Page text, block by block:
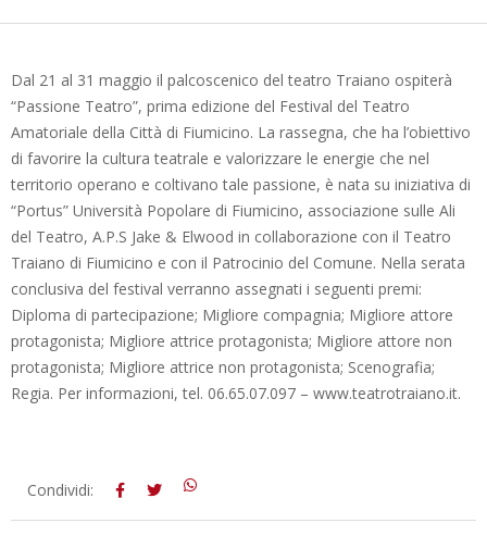
Dal 21 al 31 maggio il palcoscenico del teatro Traiano ospiterà
“Passione Teatro”, prima edizione del Festival del Teatro
Amatoriale della Città di Fiumicino. La rassegna, che ha l’obiettivo
di favorire la cultura teatrale e valorizzare le energie che nel
territorio operano e coltivano tale passione, è nata su iniziativa di
“Portus” Università Popolare di Fiumicino, associazione sulle Ali
del Teatro, A.P.S Jake & Elwood in collaborazione con il Teatro
Traiano di Fiumicino e con il Patrocinio del Comune. Nella serata
conclusiva del festival verranno assegnati i seguenti premi:
Diploma di partecipazione; Migliore compagnia; Migliore attore
protagonista; Migliore attrice protagonista; Migliore attore non
protagonista; Migliore attrice non protagonista; Scenografia;
Regia. Per informazioni, tel. 06.65.07.097 – www.teatrotraiano.it.
2012-
Condividi: